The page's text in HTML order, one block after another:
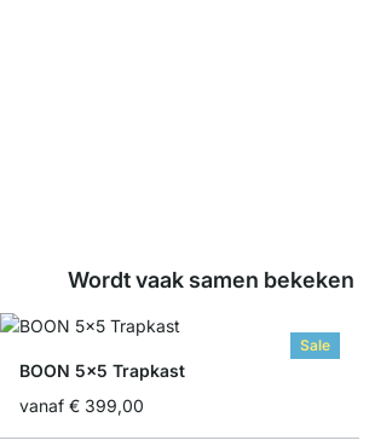
Wordt vaak samen bekeken
Sale
BOON 5x5 Trapkast
vanaf € 399,00